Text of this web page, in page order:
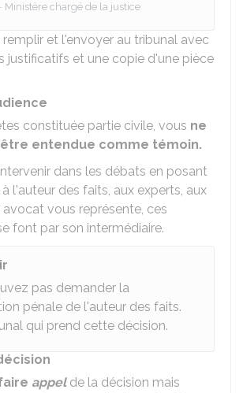
Ministère chargé de la justice
et l'envoyer au tribunal avec
justificatifs et une copie d'une pièce
constituée partie civile, vous ne
entendue comme témoin.
dans les débats en posant
l'auteur des faits, aux experts, aux
avocat vous représente, ces
font par son intermédiaire.
pas demander la
pénale de l'auteur des faits.
qui prend cette décision.
appelde la décision mais